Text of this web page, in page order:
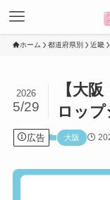
ホーム 都道府県別 近畿
【大
ロッ
2026
5/29
広告 大阪